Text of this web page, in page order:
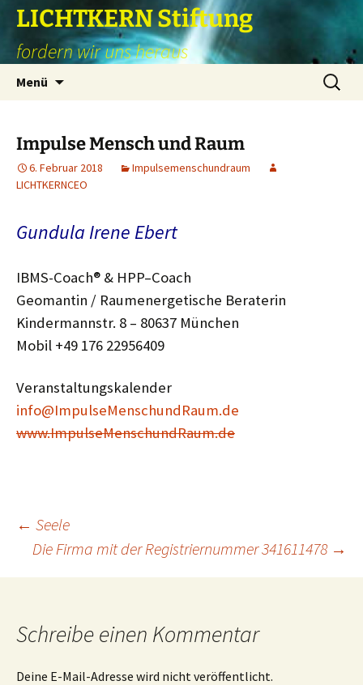
Zum
Inhalt
springen
LICHTKERN Stiftung
fordern wir uns heraus
Menü
Suchen
nach:
Impulse Mensch und Raum
6. Februar 2018
Impulsemenschundraum
LICHTKERNCEO
Gundula Irene Ebert
IBMS-Coach® & HPP–Coach
Geomantin / Raumenergetische Beraterin
Kindermannstr. 8 – 80637 München
Mobil +49 176 22956409
Veranstaltungskalender
info@ImpulseMenschundRaum.de
www.ImpulseMenschundRaum.de
Beitragsnavigation
← Seele
Die Firma mit der Registriernummer 341611478 →
Schreibe einen Kommentar
Deine E-Mail-Adresse wird nicht veröffentlicht.